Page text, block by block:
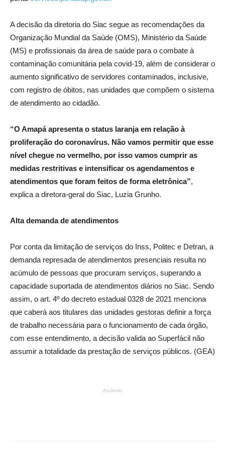
A decisão da diretoria do Siac segue as recomendações da
Organização Mundial da Saúde (OMS), Ministério da Saúde
(MS) e profissionais da área de saúde para o combate à
contaminação comunitária pela covid-19, além de considerar o
aumento significativo de servidores contaminados, inclusive,
com registro de óbitos, nas unidades que compõem o sistema
de atendimento ao cidadão.
“O Amapá apresenta o status laranja em relação à
proliferação do coronavírus. Não vamos permitir que esse
nível chegue no vermelho, por isso vamos cumprir as
medidas restritivas e intensificar os agendamentos e
atendimentos que foram feitos de forma eletrônica”,
explica a diretora-geral do Siac, Luzia Grunho.
Alta demanda de atendimentos
Por conta da limitação de serviços do Inss, Politec e Detran, a
demanda represada de atendimentos presenciais resulta no
acúmulo de pessoas que procuram serviços, superando a
capacidade suportada de atendimentos diários no Siac. Sendo
assim, o art. 4º do decreto estadual 0328 de 2021 menciona
que caberá aos titulares das unidades gestoras definir a força
de trabalho necessária para o funcionamento de cada órgão,
com esse entendimento, a decisão valida ao Superfácil não
assumir a totalidade da prestação de serviços públicos. (GEA)
Anúncio